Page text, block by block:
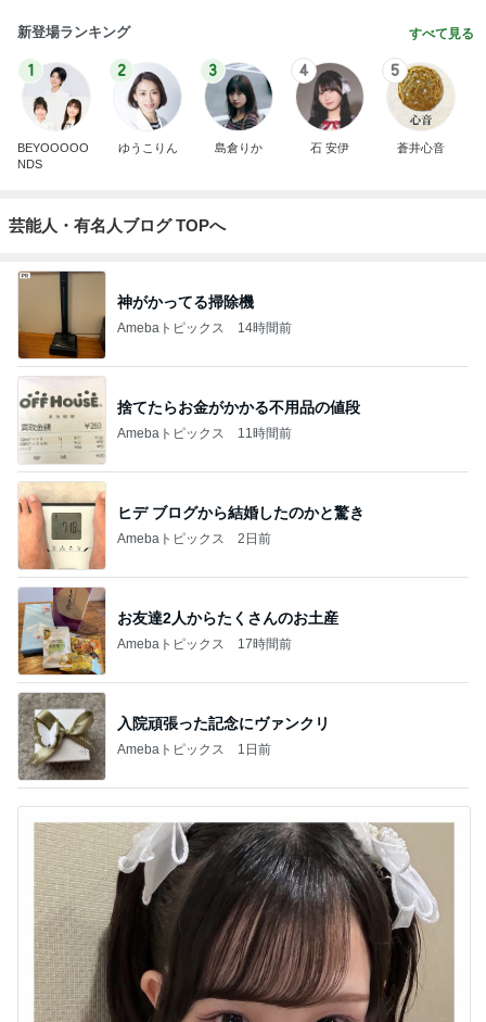
新登場ランキング すべて見る
1
BEYOOOOO
NDS
2
ゆうこりん
3
島倉りか
4
石 安伊
5
蒼井心音
芸能人・有名人ブログ TOPへ
神がかってる掃除機
Amebaトピックス 14時間前
捨てたらお金がかかる不用品の値段
Amebaトピックス 11時間前
ヒデ ブログから結婚したのかと驚き
Amebaトピックス 2日前
お友達2人からたくさんのお土産
Amebaトピックス 17時間前
入院頑張った記念にヴァンクリ
Amebaトピックス 1日前